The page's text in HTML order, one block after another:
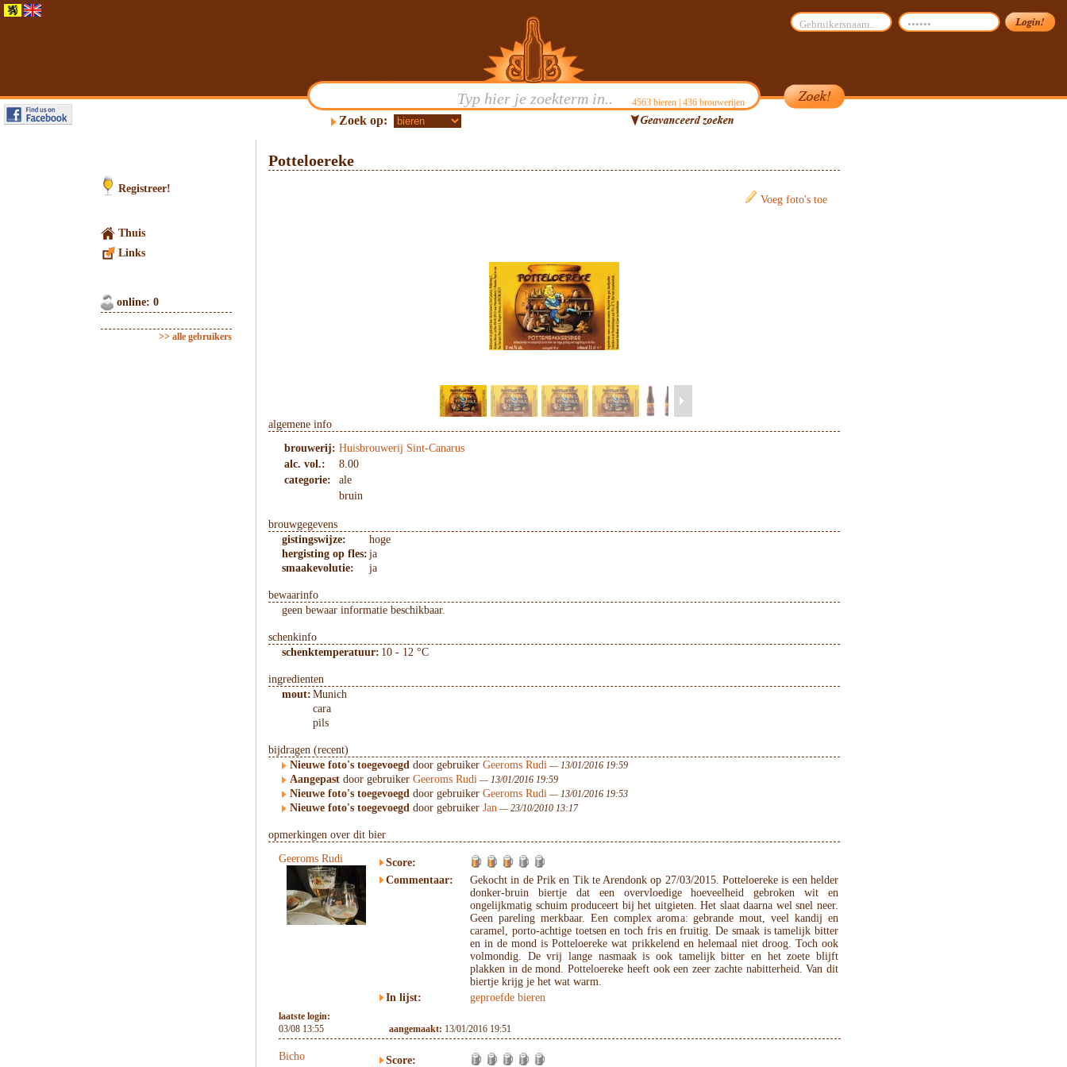
4563bieren | 436brouwerijen
Zoek op:
Registreer!
Thuis
Links
online: 0
>> alle gebruikers
Potteloereke
Voeg foto's toe
algemene info
brouwerij: Huisbrouwerij Sint-Canarus
alc. vol.:
8.00
categorie:
ale
bruin
brouwgegevens
gistingswijze:
hoge
hergisting op fles: ja
smaakevolutie:
ja
bewaarinfo
geen bewaar informatie beschikbaar.
schenkinfo
schenktemperatuur: 10 - 12 °C
ingredienten
mout: Munich
cara
pils
bijdragen (recent)
Nieuwe foto's toegevoegd door gebruiker Geeroms Rudi — 13/01/2016 19:59
Aangepast door gebruiker Geeroms Rudi — 13/01/2016 19:59
Nieuwe foto's toegevoegd door gebruiker Geeroms Rudi — 13/01/2016 19:53
Nieuwe foto's toegevoegd door gebruiker Jan — 23/10/2010 13:17
opmerkingen over dit bier
Geeroms Rudi
Score:
Commentaar:
Gekocht in de Prik en Tik te Arendonk op 27/03/2015. Potteloereke is een helder
donker-bruin biertje dat een overvloedige hoeveelheid gebroken wit en
ongelijkmatig schuim produceert bij het uitgieten. Het slaat daarna wel snel neer.
Geen pareling merkbaar. Een complex aroma: gebrande mout, veel kandij en
caramel, porto-achtige toetsen en toch fris en fruitig. De smaak is tamelijk bitter
en in de mond is Potteloereke wat prikkelend en helemaal niet droog. Toch ook
volmondig. De vrij lange nasmaak is ook tamelijk bitter en het zoete blijft
plakken in de mond. Potteloereke heeft ook een zeer zachte nabitterheid. Van dit
biertje krijg je het wat warm.
In lijst:
geproefde bieren
laatste login:
03/08 13:55
aangemaakt: 13/01/2016 19:51
Bicho Score: